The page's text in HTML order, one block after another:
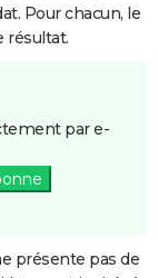
Pour chacun, le
résultat.
par e-
présente pas de